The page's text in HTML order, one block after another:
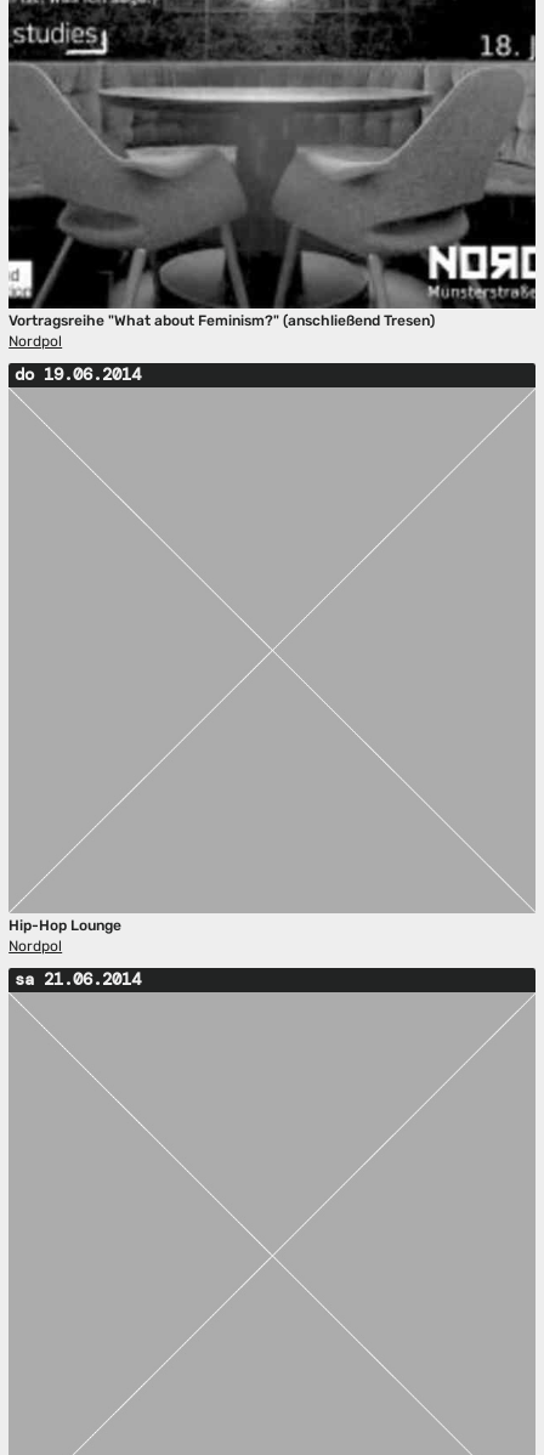
Vortragsreihe "What about Feminism?" (anschließend Tresen)
Nordpol
do 19.06.2014
Hip-Hop Lounge
Nordpol
sa 21.06.2014